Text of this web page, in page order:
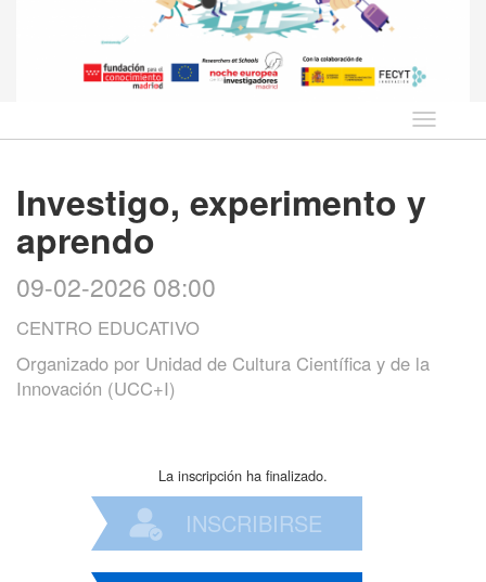
Idioma
Investigo, experimento y
aprendo
09-02-2026 08:00
CENTRO EDUCATIVO
Organizado por Unidad de Cultura Científica y de la
Innovación (UCC+I)
La inscripción ha finalizado.
INSCRIBIRSE